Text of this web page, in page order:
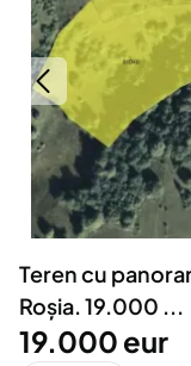
Servicii
Animale de
Afaceri și
Inchiriere Bunuri
Utilaje agricole
Piese auto si
Dacia Duster
Teren cu
Roșia. 19.000 ...
19.000 eur